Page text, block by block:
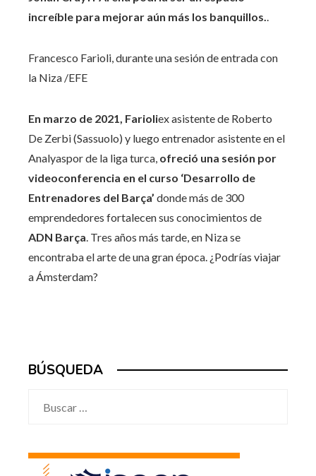
increíble para mejorar aún más los banquillos..
Francesco Farioli, durante una sesión de entrada con
la Niza /EFE
En marzo de 2021, Farioliex asistente de Roberto
De Zerbi (Sassuolo) y luego entrenador asistente en el
Analyaspor de la liga turca, ofreció una sesión por
videoconferencia en el curso ‘Desarrollo de
Entrenadores del Barça’ donde más de 300
emprendedores fortalecen sus conocimientos de
ADN Barça. Tres años más tarde, en Niza se
encontraba el arte de una gran época. ¿Podrías viajar
a Ámsterdam?
BÚSQUEDA